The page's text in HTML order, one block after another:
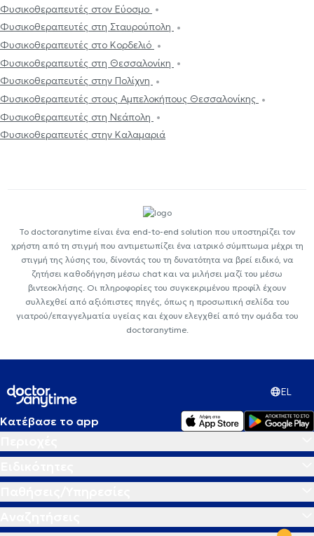
Φυσικοθεραπευτές στον Εύοσμο
Φυσικοθεραπευτές στη Σταυρούπολη
Φυσικοθεραπευτές στο Κορδελιό
Φυσικοθεραπευτές στη Θεσσαλονίκη
Φυσικοθεραπευτές στην Πολίχνη
Φυσικοθεραπευτές στους Αμπελοκήπους Θεσσαλονίκης
Φυσικοθεραπευτές στη Νεάπολη
Φυσικοθεραπευτές στην Καλαμαριά
Το doctoranytime είναι ένα end-to-end solution που υποστηρίζει τον
χρήστη από τη στιγμή που αντιμετωπίζει ένα ιατρικό σύμπτωμα μέχρι τη
στιγμή της λύσης του, δίνοντάς του τη δυνατότητα να βρεί ειδικό, να
ζητήσει καθοδήγηση μέσω chat και να μιλήσει μαζί του μέσω
βιντεοκλήσης. Οι πληροφορίες του συγκεκριμένου προφίλ έχουν
συλλεχθεί από αξιόπιστες πηγές, όπως η προσωπική σελίδα του
γιατρού/επαγγελματία υγείας και έχουν ελεγχθεί από την ομάδα του
doctoranytime.
EL
Κατέβασε το app